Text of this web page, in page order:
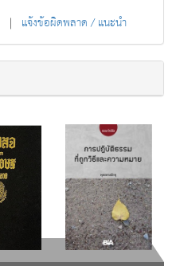
| แจ้งข้อผิดพลาด / แนะนำ